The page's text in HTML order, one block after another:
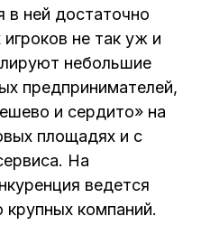
в ней достаточно
не так уж и
небольшие
предпринимателей,
и сердито» на
площадях и с
На
ведется
крупных компаний.